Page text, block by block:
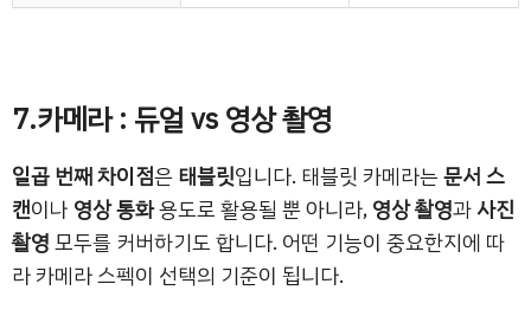
7.카메라 : 듀얼 vs 영상 촬영
일곱 번째 차이점은 태블릿입니다. 태블릿 카메라는문서 스
캔이나 영상 통화용도로 활용될 뿐 아니라,영상 촬영과사진
촬영모두를 커버하기도 합니다. 어떤 기능이 중요한지에 따
라 카메라 스펙이 선택의 기준이 됩니다.